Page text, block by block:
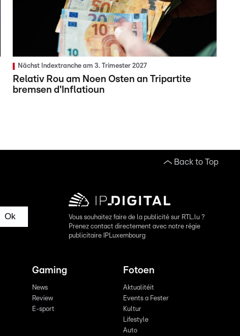
Nächst Indextranche am 3. Trimester 2027
Relativ Rou am Noen Osten an Tripartite
bremsen d'Inflatioun
Back to Top
Ok
Vous souhaitez faire de la publicité sur RTL.lu ?
Prenez contact directement avec notre régie
publicitaire IPLuxembourg
Gaming
News
Review
E-sport
Fotoen
Aktualitéit
Events a Fester
Kultur
Lifestyle
Auto